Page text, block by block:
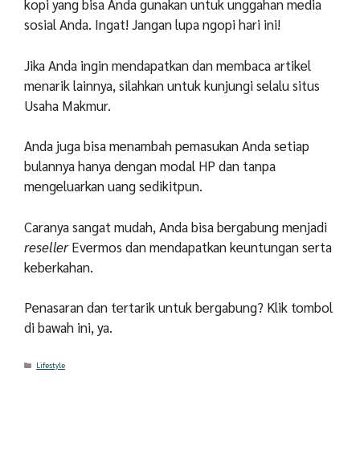
kopi yang bisa Anda gunakan untuk unggahan media
sosial Anda. Ingat! Jangan lupa ngopi hari ini!
Jika Anda ingin mendapatkan dan membaca artikel
menarik lainnya, silahkan untuk kunjungi selalu situs
Usaha Makmur.
Anda juga bisa menambah pemasukan Anda setiap
bulannya hanya dengan modal HP dan tanpa
mengeluarkan uang sedikitpun.
Caranya sangat mudah, Anda bisa bergabung menjadi
resellerEvermos dan mendapatkan keuntungan serta
keberkahan.
Penasaran dan tertarik untuk bergabung? Klik tombol
di bawah ini, ya.
Categories
Lifestyle